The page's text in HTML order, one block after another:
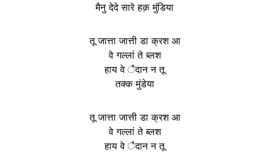
मैनु देदे सारे हक़ मुंडिया
तू जात्ता जात्ती डा क्रश आ
वे गल्लां ते ब्लश
हाय वे ैदान न तू
तक्क मुंडेया
तू जात्ता जात्ती डा क्रश आ
वे गल्लां ते ब्लश
हाय वे ैदान न तू